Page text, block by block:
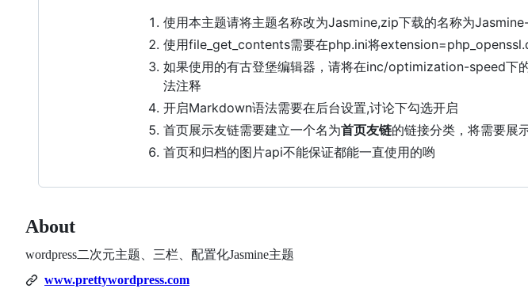
使用本主题请将主题名称改为Jasmine,zip下载的名称为
使用file_get_contents需要在php.ini将
如果使用的有古登堡编辑器，请将在inc/optimization-speed
法注释
开启Markdown语法需要在后台设置,讨论下勾选开启
首页展示友链需要建立一个名为首页友链的链接分类，将需要展
首页和归档的图片api不能保证都能一直使用的哟
About
wordpress二次元主题、三栏、配置化Jasmine主题
www.prettywordpress.com